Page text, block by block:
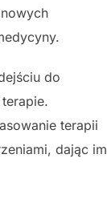
do
terapii
dając im